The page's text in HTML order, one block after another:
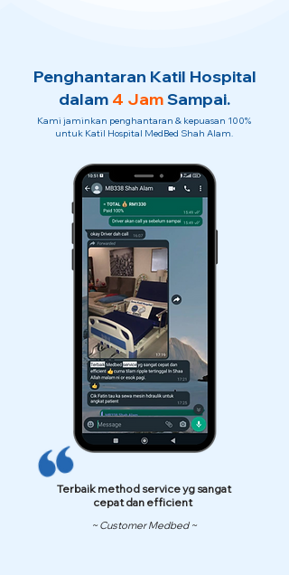
Penghantaran Katil Hospital
dalam 4 JamSampai.
Kami jaminkan penghantaran & kepuasan 100%
untuk Katil Hospital MedBed Shah Alam.
Terbaik method service yg sangat
cepat dan efficient
~ Customer Medbed ~